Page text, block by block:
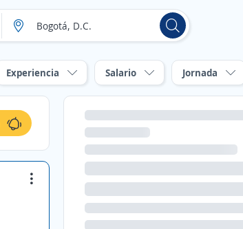
Experiencia Salario Jornada